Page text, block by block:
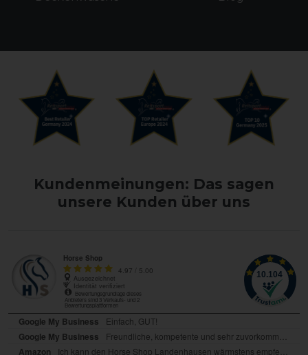
Kundenmeinungen: Das sagen
unsere Kunden über uns